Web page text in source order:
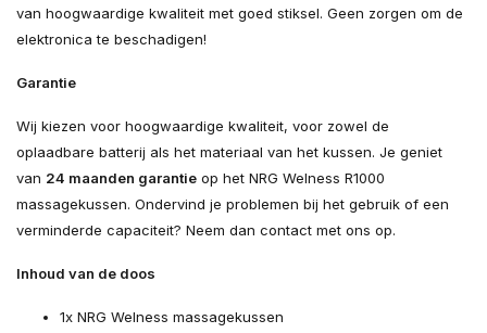
van hoogwaardige kwaliteit met goed stiksel. Geen zorgen om de
elektronica te beschadigen!
Garantie
Wij kiezen voor hoogwaardige kwaliteit, voor zowel de
oplaadbare batterij als het materiaal van het kussen. Je geniet
van 24 maanden garantie op het NRG Welness R1000
massagekussen. Ondervind je problemen bij het gebruik of een
verminderde capaciteit? Neem dan contact met ons op.
Inhoud van de doos
1x NRG Welness massagekussen